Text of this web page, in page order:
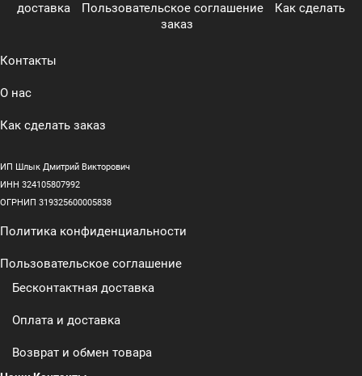
доставка
Пользовательское соглашение
Как сделать
заказ
Контакты
О нас
Как сделать заказ
ИП Шлык Дмитрий Викторович
ИНН 324105807992
ОГРНИП 319325600005838
Политика конфиденциальности
Пользовательское соглашение
Бесконтактная доставка
Оплата и доставка
Возврат и обмен товара